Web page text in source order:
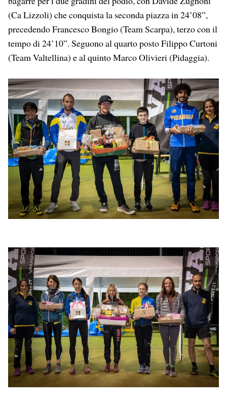
(Ca Lizzoli) che conquista la seconda piazza in 24’08”,
precedendo Francesco Bongio (Team Scarpa), terzo con il
tempo di 24’10”. Seguono al quarto posto Filippo Curtoni
(Team Valtellina) e al quinto Marco Olivieri (Pidaggia).